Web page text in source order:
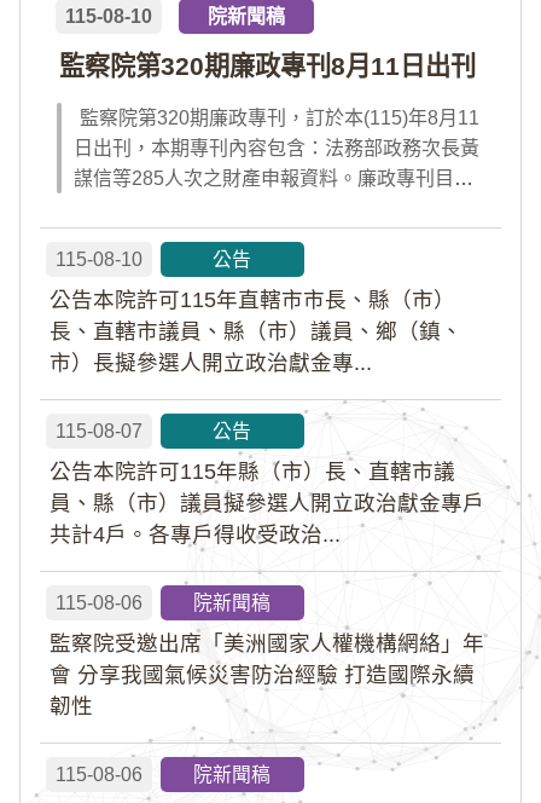
監察院第320期廉政專刊8月11日出刊
115-08-10 院新聞稿
監察院第320期廉政專刊，訂於本(115)年8月11
日出刊，本期專刊內容包含：法務部政務次長黃
謀信等285人次之財產申報資料。廉政專刊目次
網」查閱；專刊完整內容，請於出刊當日點選首
頁「公告園地」內「廉政專刊電子書」及「財產
申報公告資料」查閱。
115-08-10 公告
公告本院許可115年直轄市市長、縣（市）
長、直轄市議員、縣（市）議員、鄉（鎮、
市）長擬參選人開立政治獻金專...
115-08-07 公告
公告本院許可115年縣（市）長、直轄市議
員、縣（市）議員擬參選人開立政治獻金專戶
共計4戶。各專戶得收受政治...
115-08-06 院新聞稿
監察院受邀出席「美洲國家人權機構網絡」年
會 分享我國氣候災害防治經驗 打造國際永續
韌性
115-08-06 院新聞稿